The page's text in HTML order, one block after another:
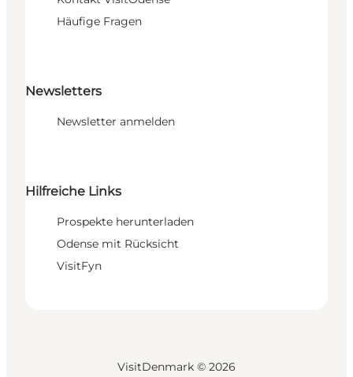
Häufige Fragen
Newsletters
Newsletter anmelden
Hilfreiche Links
Prospekte herunterladen
Odense mit Rücksicht
VisitFyn
VisitDenmark © 2026